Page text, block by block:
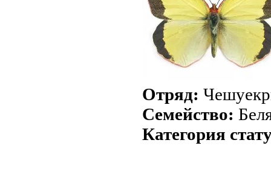
Отряд:
Семейство:
Категория